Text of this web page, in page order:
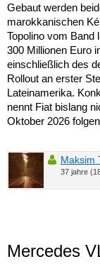
Gebaut werden
marokkanischen
Topolino vom Band
300 Millionen Euro
einschließlich des
Rollout an erster
Lateinamerika.
nennt Fiat bislang
Oktober 2026
Maksim
37 jahre
Mercedes